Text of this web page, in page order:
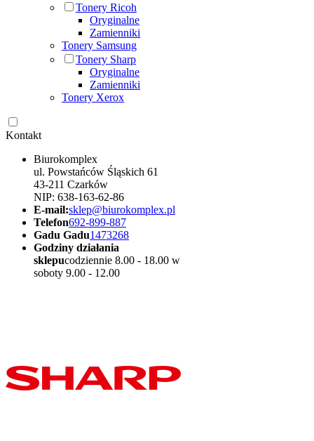
Tonery Ricoh
Oryginalne
Zamienniki
Tonery Samsung
Tonery Sharp
Oryginalne
Zamienniki
Tonery Xerox
Kontakt
Biurokomplex
ul. Powstańców Śląskich 61
43-211 Czarków
NIP: 638-163-62-86
E-mail:sklep@biurokomplex.pl
Telefon692-899-887
Gadu Gadu1473268
Godziny działania
sklepucodziennie 8.00 - 18.00 w
soboty 9.00 - 12.00